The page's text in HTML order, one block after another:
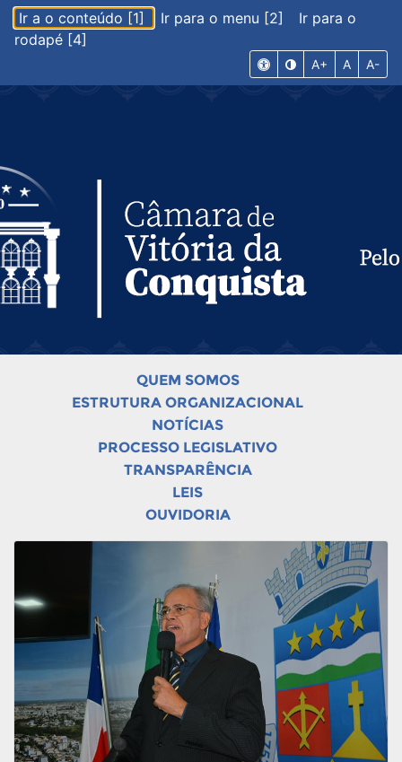
Ir a o conteúdo [1] Ir para o menu [2]
Ir para o
rodapé [4]
A+ A A-
QUEM SOMOS
ESTRUTURA ORGANIZACIONAL
NOTÍCIAS
PROCESSO LEGISLATIVO
TRANSPARÊNCIA
LEIS
OUVIDORIA